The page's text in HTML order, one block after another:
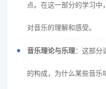
点。在这一部分的学习
对音乐的理解和感受。
音乐理论与乐理：这部分
的构成，为什么某些音乐